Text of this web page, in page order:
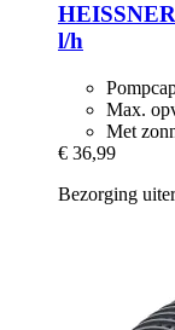
HEISSNER
l/h
Max.
Met
€ 36,99
Bezorging